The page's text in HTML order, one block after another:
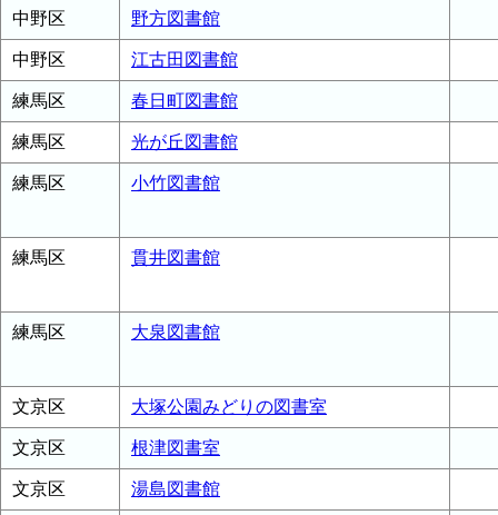
中野区 野方図書館
中野区 江古田図書館
練馬区 春日町図書館
練馬区 光が丘図書館
練馬区 小竹図書館
練馬区 貫井図書館
練馬区 大泉図書館
文京区 大塚公園みどりの図書室
文京区 根津図書室
文京区 湯島図書館